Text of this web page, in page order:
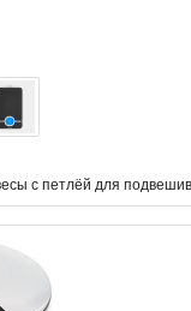
с петлёй для